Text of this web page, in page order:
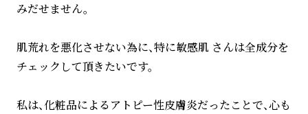
みだせません。
肌荒れを悪化させない為に、特に敏感肌 さんは全成分を
チェックして頂きたいです。
私は、化粧品によるアトピー性皮膚炎だったことで、心も